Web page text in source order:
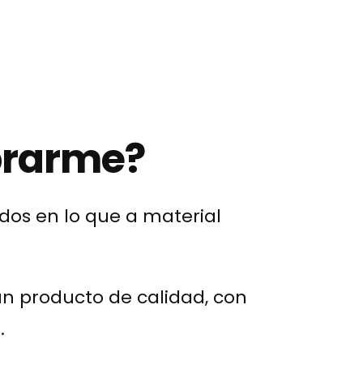
en lo que a material
producto de calidad, con